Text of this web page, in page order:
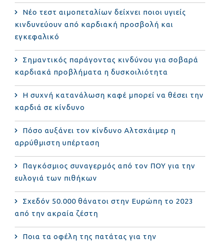
Νέο τεστ αιμοπεταλίων δείχνει ποιοι υγιείς
κινδυνεύουν από καρδιακή προσβολή και
εγκεφαλικό
Σημαντικός παράγοντας κινδύνου για σοβαρά
καρδιακά προβλήματα η δυσκοιλιότητα
Η συχνή κατανάλωση καφέ μπορεί να θέσει την
καρδιά σε κίνδυνο
Πόσο αυξάνει τον κίνδυνο Αλτσχάιμερ η
αρρύθμιστη υπέρταση
Παγκόσμιος συναγερμός από τον ΠΟΥ για την
ευλογιά των πιθήκων
Σχεδόν 50.000 θάνατοι στην Ευρώπη το 2023
από την ακραία ζέστη
Ποια τα οφέλη της πατάτας για την